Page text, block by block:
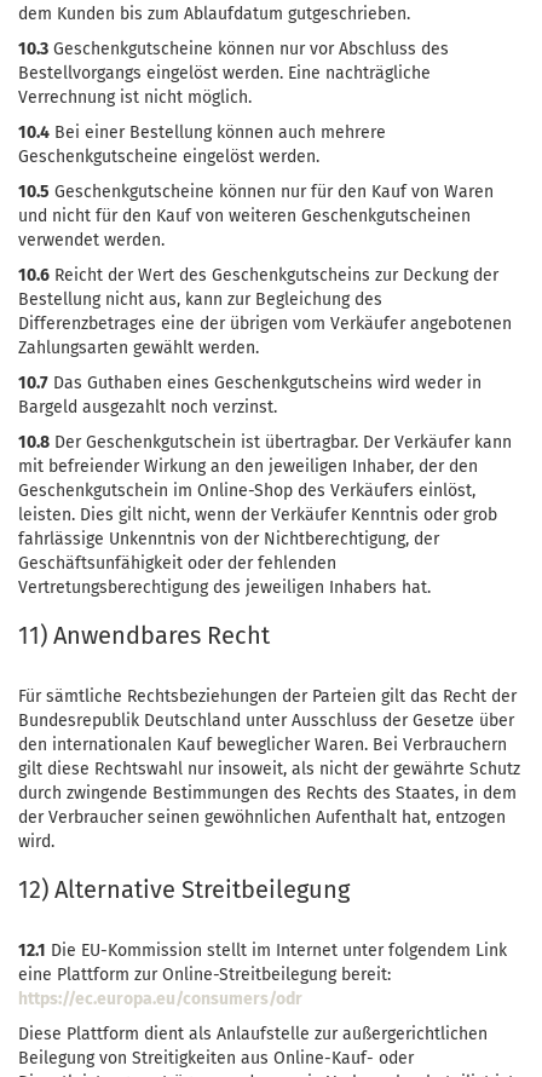
dem Kunden bis zum Ablaufdatum gutgeschrieben.
10.3 Geschenkgutscheine können nur vor Abschluss des
Bestellvorgangs eingelöst werden. Eine nachträgliche
Verrechnung ist nicht möglich.
10.4 Bei einer Bestellung können auch mehrere
Geschenkgutscheine eingelöst werden.
10.5 Geschenkgutscheine können nur für den Kauf von Waren
und nicht für den Kauf von weiteren Geschenkgutscheinen
verwendet werden.
10.6 Reicht der Wert des Geschenkgutscheins zur Deckung der
Bestellung nicht aus, kann zur Begleichung des
Differenzbetrages eine der übrigen vom Verkäufer angebotenen
Zahlungsarten gewählt werden.
10.7 Das Guthaben eines Geschenkgutscheins wird weder in
Bargeld ausgezahlt noch verzinst.
10.8 Der Geschenkgutschein ist übertragbar. Der Verkäufer kann
mit befreiender Wirkung an den jeweiligen Inhaber, der den
Geschenkgutschein im Online-Shop des Verkäufers einlöst,
leisten. Dies gilt nicht, wenn der Verkäufer Kenntnis oder grob
fahrlässige Unkenntnis von der Nichtberechtigung, der
Geschäftsunfähigkeit oder der fehlenden
Vertretungsberechtigung des jeweiligen Inhabers hat.
11) Anwendbares Recht
Für sämtliche Rechtsbeziehungen der Parteien gilt das Recht der
Bundesrepublik Deutschland unter Ausschluss der Gesetze über
den internationalen Kauf beweglicher Waren. Bei Verbrauchern
gilt diese Rechtswahl nur insoweit, als nicht der gewährte Schutz
durch zwingende Bestimmungen des Rechts des Staates, in dem
der Verbraucher seinen gewöhnlichen Aufenthalt hat, entzogen
wird.
12) Alternative Streitbeilegung
12.1 Die EU-Kommission stellt im Internet unter folgendem Link
eine Plattform zur Online-Streitbeilegung bereit:
https://ec.europa.eu/consumers/odr
Diese Plattform dient als Anlaufstelle zur außergerichtlichen
Beilegung von Streitigkeiten aus Online-Kauf- oder